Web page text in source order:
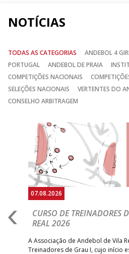
NOTÍCIAS
TODAS AS CATEGORIAS ANDEBOL 4
PORTUGAL
ANDEBOL DE PRAIA
COMPETIÇÕES NACIONAIS
SELEÇÕES NACIONAIS
VERTENTES DO
CONSELHO ARBITRAGEM
07.08.2026
CURSO DE TREINADORES
REAL 2026
A Associação de Andebol de Vila
Treinadores de Grau I, cujo início
Anterior